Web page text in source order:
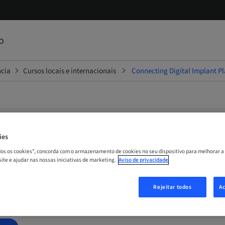
Cursos locais e internacionais Connecting Digital Implant
Digital Implant
Guiding the Future
Online
os cookies", concorda com o armazenamento de cookies no seu dispositivo para melhorar
e ajudar nas nossas iniciativas de marketing. Aviso de privacidade
Rejeitar todos